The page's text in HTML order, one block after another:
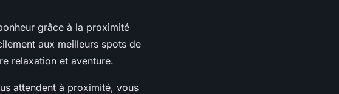
grâce à la proximité
aux meilleurs spots de
relaxation et aventure.
attendent à proximité, vous